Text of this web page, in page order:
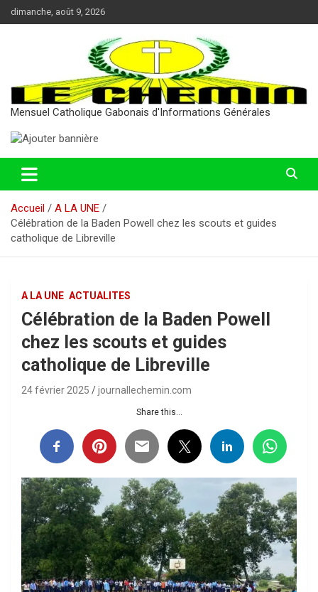
Aller
au
dimanche, août 9, 2026
Mensuel Catholique Gabonais d'Informations Générales
Accueil
A LA UNE
Célébration de la Baden Powell chez les scouts et guides
catholique de Libreville
A LA UNE ACTUALITES
Célébration de la Baden Powell
chez les scouts et guides
catholique de Libreville
24 février 2025 journallechemin.com
Share this...